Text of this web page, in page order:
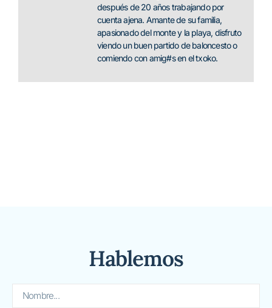
después de 20 años trabajando por
cuenta ajena. Amante de su familia,
apasionado del monte y la playa, disfruto
viendo un buen partido de baloncesto o
comiendo con amig#s en el txoko.
Hablemos